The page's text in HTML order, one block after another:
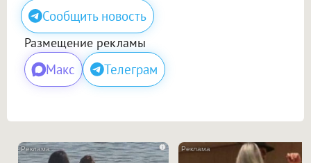
Сообщить новость
Размещение рекламы
Макс Телеграм
i